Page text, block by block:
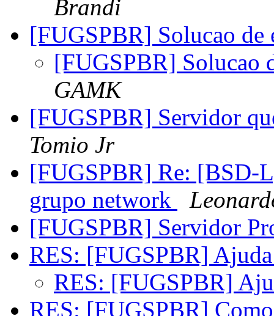
Brandi
[FUGSPBR] Solucao
[FUGSPBR] Solucao
GAMK
[FUGSPBR] Servidor
Tomio Jr
[FUGSPBR] Re: [BSD-
grupo network
[FUGSPBR] Servidor
RES: [FUGSPBR]
RES: [FUGSPBR]
RES: [FUGSPBR]